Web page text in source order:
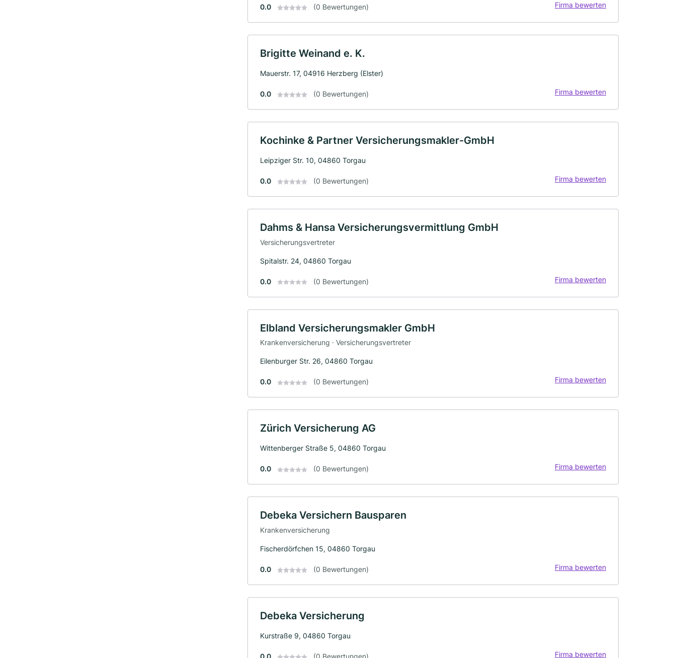
0.0 (0 Bewertungen) Firma bewerten
Brigitte Weinand e. K.
Mauerstr. 17, 04916 Herzberg (Elster)
0.0 (0 Bewertungen) Firma bewerten
Kochinke & Partner Versicherungsmakler-GmbH
Leipziger Str. 10, 04860 Torgau
0.0 (0 Bewertungen) Firma bewerten
Dahms & Hansa Versicherungsvermittlung GmbH
Versicherungsvertreter
Spitalstr. 24, 04860 Torgau
0.0 (0 Bewertungen) Firma bewerten
Elbland Versicherungsmakler GmbH
Krankenversicherung · Versicherungsvertreter
Eilenburger Str. 26, 04860 Torgau
0.0 (0 Bewertungen) Firma bewerten
Zürich Versicherung AG
Wittenberger Straße 5, 04860 Torgau
0.0 (0 Bewertungen) Firma bewerten
Debeka Versichern Bausparen
Krankenversicherung
Fischerdörfchen 15, 04860 Torgau
0.0 (0 Bewertungen) Firma bewerten
Debeka Versicherung
Kurstraße 9, 04860 Torgau
0.0 (0 Bewertungen) Firma bewerten